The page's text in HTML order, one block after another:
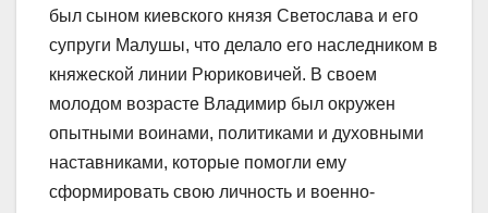
был сыном киевского князя Светослава и его
супруги Малушы, что делало его наследником в
княжеской линии Рюриковичей. В своем
молодом возрасте Владимир был окружен
опытными воинами, политиками и духовными
наставниками, которые помогли ему
сформировать свою личность и военно-